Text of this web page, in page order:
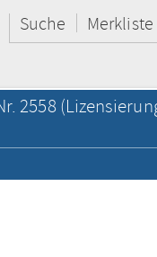
Suche Merkliste
2558